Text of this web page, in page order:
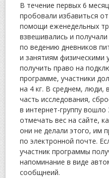
В течение первых 6
пробовали избавиться
помощи еженедельных
взвешивались и
по ведению дневников
и занятиям физическими
получить право на
программе, участники
на 4 кг. В среднем, люди,
часть исследования,
в интернет-группу
отмечать вес на сайте,
они не делали этого, им
по электронной почте.
участник программы
напоминание в виде
сообщнеий.